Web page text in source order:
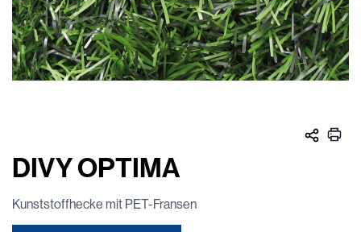
DIVY OPTIMA
Kunststoffhecke mit PET-Fransen